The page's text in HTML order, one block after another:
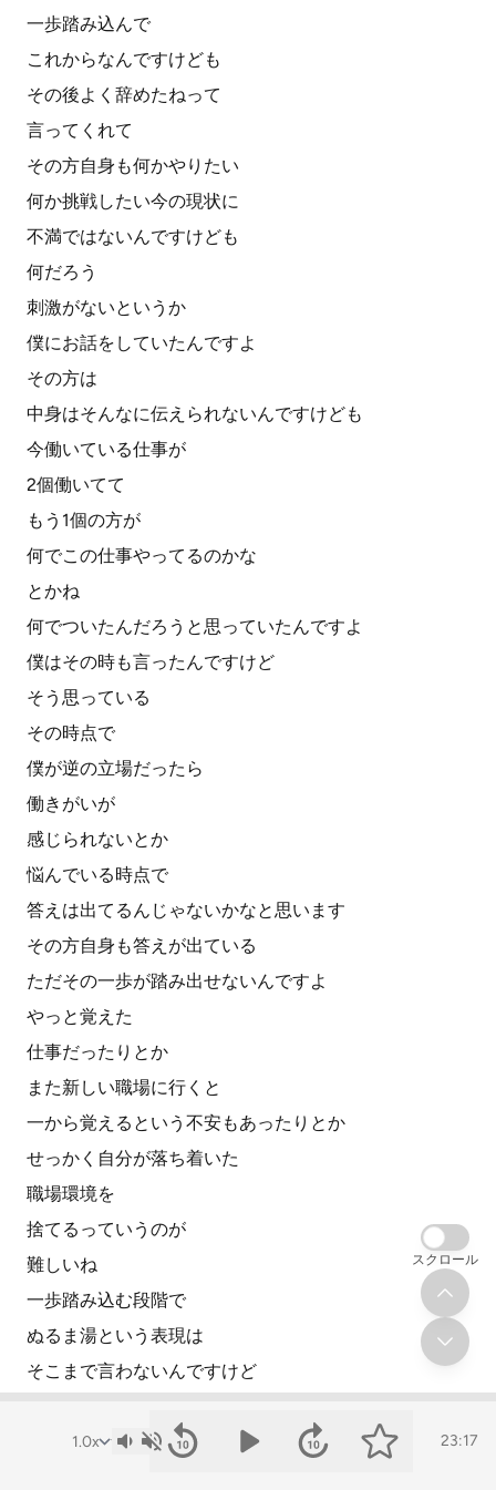
一歩踏み込んで
これからなんですけども
その後よく辞めたねって
言ってくれて
その方自身も何かやりたい
何か挑戦したい今の現状に
不満ではないんですけども
何だろう
刺激がないというか
僕にお話をしていたんですよ
その方は
中身はそんなに伝えられないんですけども
今働いている仕事が
2個働いてて
もう1個の方が
何でこの仕事やってるのかな
とかね
何でついたんだろうと思っていたんですよ
僕はその時も言ったんですけど
そう思っている
その時点で
僕が逆の立場だったら
働きがいが
感じられないとか
悩んでいる時点で
答えは出てるんじゃないかなと思います
その方自身も答えが出ている
ただその一歩が踏み出せないんですよ
やっと覚えた
仕事だったりとか
また新しい職場に行くと
一から覚えるという不安もあったりとか
せっかく自分が落ち着いた
職場環境を
捨てるっていうのが
難しいね
一歩踏み込む段階で
ぬるま湯という表現は
そこまで言わないんですけど
僕もそうでしたね
23:17
スクロール